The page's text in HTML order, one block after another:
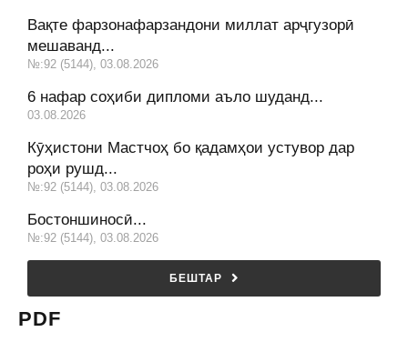
Вақте фарзонафарзандони миллат арҷгузорӣ
мешаванд...
№:92 (5144), 03.08.2026
6 нафар соҳиби дипломи аъло шуданд...
03.08.2026
Кӯҳистони Мастчоҳ бо қадамҳои устувор дар
роҳи рушд...
№:92 (5144), 03.08.2026
Бостоншиносӣ...
№:92 (5144), 03.08.2026
БЕШТАР
PDF